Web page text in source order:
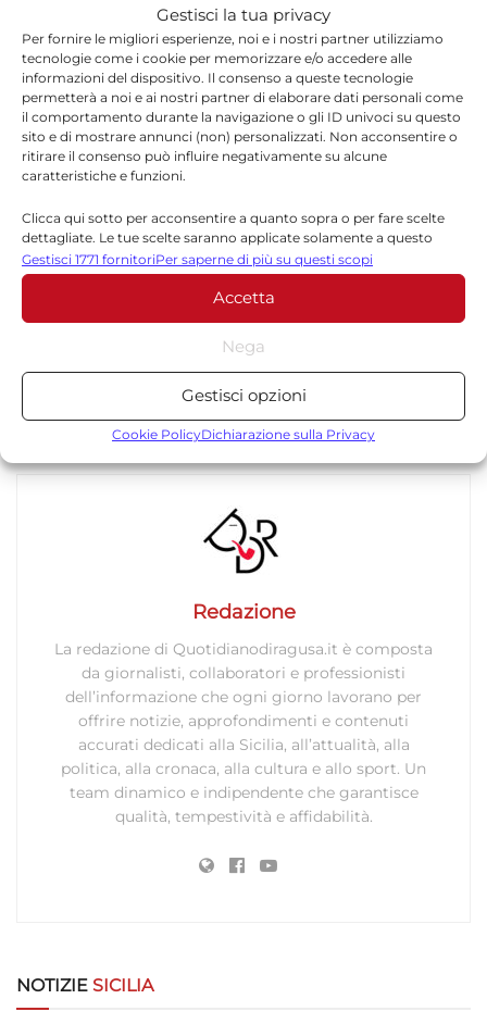
Gestisci la tua privacy
Per fornire le migliori esperienze, noi e i nostri partner utilizziamo
tecnologie come i cookie per memorizzare e/o accedere alle
informazioni del dispositivo. Il consenso a queste tecnologie
permetterà a noi e ai nostri partner di elaborare dati personali come
il comportamento durante la navigazione o gli ID univoci su questo
sito e di mostrare annunci (non) personalizzati. Non acconsentire o
ritirare il consenso può influire negativamente su alcune
caratteristiche e funzioni.
Clicca qui sotto per acconsentire a quanto sopra o per fare scelte
dettagliate. Le tue scelte saranno applicate solamente a questo
sito. È possibile modificare le impostazioni in qualsiasi momento,
compreso il ritiro del consenso, utilizzando i pulsanti della Cookie
Policy o cliccando sul pulsante di gestione del consenso nella parte
inferiore dello schermo.
Statistiche
Archiviare informazioni su dispositivo e/o accedervi, Misurare le
prestazioni degli annunci, Misurare le prestazioni dei contenuti,
combinazione di dati provenienti da fonti diverse.
Archiviare informazioni su dispositivo e/o accedervi, Utilizzare
pubblicità personalizzata, Utilizzare profili per la selezione di
pubblicità personalizzata, Creare profili per la personalizzazione
dei contenuti, Utilizzare profili per la selezione di contenuti
personalizzati, Sviluppare e migliorare i servizi, Utilizzare dati
limitati per la selezione dei contenuti.
Funzionalità Sempre attivo
Abbinare e combinare dati provenienti da altre
fonti di dati, Collegare diversi dispositivi,
trasmesse automaticamente.
richieste attivamente.
Gestisci 1771 fornitoriPer saperne di più su questi scopi
Accetta
Nega
Gestisci opzioni
Cookie PolicyDichiarazione sulla Privacy
“Non sappiamo chi sia la persona che si è
barricata in casa. Era arrivata da qualche
settimana in quell’appartamento e sapevamo
che litigavano spesso”, hanno raccontato i
vicini, che hanno seguito l’evolversi della
vicenda dalla strada in attesa di avere il
permesso di rientrare nelle loro case. L’uomo
è stato interrogato dal pm che conduce
l’inchiesta sul delitto. (Ansa)
TORNA IN SICILIA
Redazione
La redazione di Quotidianodiragusa.it è composta
da giornalisti, collaboratori e professionisti
dell’informazione che ogni giorno lavorano per
offrire notizie, approfondimenti e contenuti
accurati dedicati alla Sicilia, all’attualità, alla
politica, alla cronaca, alla cultura e allo sport. Un
team dinamico e indipendente che garantisce
qualità, tempestività e affidabilità.
NOTIZIE SICILIA